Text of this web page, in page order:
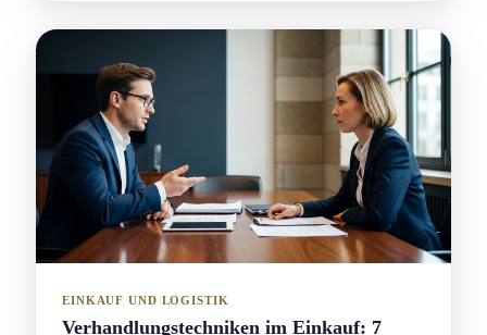
EINKAUF UND LOGISTIK
Verhandlungs­techniken im Einkauf: 7